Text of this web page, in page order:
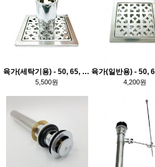
육가(세탁기용) - 50, 65, 75, 100파이
5,500원 4,200원